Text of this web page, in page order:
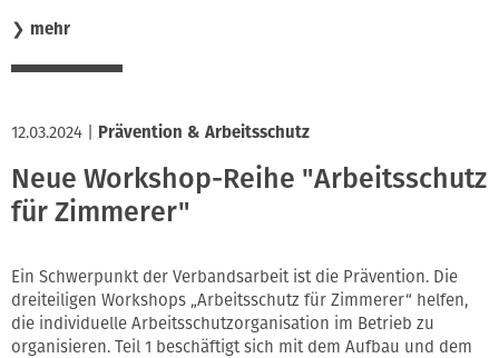
❯ mehr
12.03.2024 Prävention & Arbeitsschutz
Neue Workshop-Reihe "Arbeitsschutz
für Zimmerer"
Ein Schwerpunkt der Verbandsarbeit ist die Prävention. Die
dreiteiligen Workshops „Arbeitsschutz für Zimmerer“ helfen,
die individuelle Arbeitsschutzorganisation im Betrieb zu
organisieren. Teil 1 beschäftigt sich mit dem Aufbau und dem